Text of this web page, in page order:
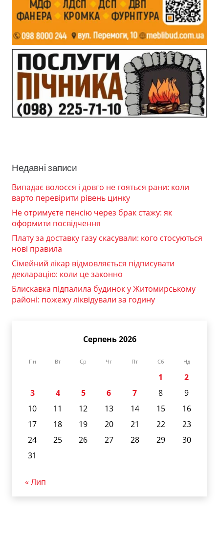
Недавні записи
Випадає волосся і довго не гояться рани: коли
варто перевірити рівень цинку
Не отримуєте пенсію через брак стажу: як
оформити посвідчення
Плату за доставку газу скасували: кого стосуються
нові правила
Сімейний лікар відмовляється підписувати
декларацію: коли це законно
Блискавка підпалила будинок у Житомирському
районі: пожежу ліквідували за годину
Серпень 2026
Пн Вт Ср Чт Пт Сб Нд
1
2
3
4 5 6 7 8
9
10
11 12 13 14 15
16
17
18 19 20 21 22
23
24
25 26 27 28 29
30
31
« Лип